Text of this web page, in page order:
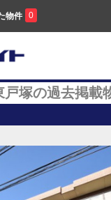
物件 0
戸塚の過去掲載